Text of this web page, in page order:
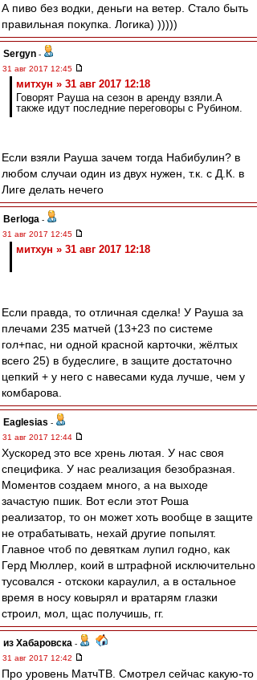
А пиво без водки, деньги на ветер. Стало быть
правильная покупка. Логика) )))))
Sergyn -
31 авг 2017 12:45
митхун » 31 авг 2017 12:18
Говорят Рауша на сезон в аренду взяли.А
также идут последние переговоры с Рубином.
Если взяли Рауша зачем тогда Набибулин? в
любом случаи один из двух нужен, т.к. с Д.К. в
Лиге делать нечего
Berloga -
31 авг 2017 12:45
митхун » 31 авг 2017 12:18
Если правда, то отличная сделка! У Рауша за
плечами 235 матчей (13+23 по системе
гол+пас, ни одной красной карточки, жёлтых
всего 25) в будеслиге, в защите достаточно
цепкий + у него с навесами куда лучше, чем у
комбарова.
Eaglesias -
31 авг 2017 12:44
Хускоред это все хрень лютая. У нас своя
специфика. У нас реализация безобразная.
Моментов создаем много, а на выходе
зачастую пшик. Вот если этот Роша
реализатор, то он может хоть вообще в защите
не отрабатывать, нехай другие попылят.
Главное чтоб по девяткам лупил годно, как
Герд Мюллер, коий в штрафной исключительно
тусовался - отскоки караулил, а в остальное
время в носу ковырял и вратарям глазки
строил, мол, щас получишь, гг.
из Хабаровска -
31 авг 2017 12:42
Про уровень МатчТВ. Смотрел сейчас какую-то